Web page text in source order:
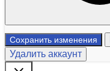
Сохранить изменения
Удалить аккаунт